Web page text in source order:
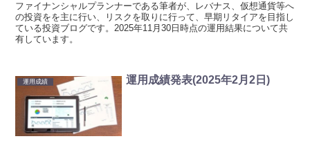
ファイナンシャルプランナーである筆者が、レバナス、仮想通貨等へ
の投資をを主に行い、リスクを取りに行って、早期リタイアを目指し
ている投資ブログです。2025年11月30日時点の運用結果について共
有しています。
運用成績 運用成績発表(2025年2月2日)